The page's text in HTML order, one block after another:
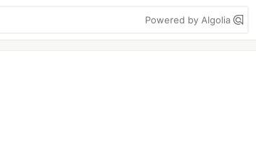
Powered by Algolia